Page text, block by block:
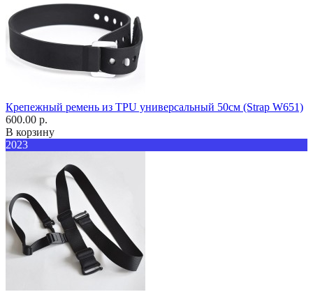
Крепежный ремень из TPU универсальный 50см (Strap W651)
600.00 р.
В корзину
2023